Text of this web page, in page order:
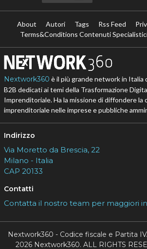
About Autori Tags Rss Feed
Terms&Conditions Contenuti
Nextwork360 è il più grande network in
B2B dedicati ai temi della Trasformazione
Imprenditoriale. Ha la missione di diffondere la
imprenditoriale nelle imprese e pubbliche
Indirizzo
Via Moretto da Brescia, 22
Milano - Italia
CAP 20133
Contatti
Contatta il nostro team per maggiori
Nextwork360 - Codice fiscale e Partita
2026 Nextwork360. ALL RIGHTS